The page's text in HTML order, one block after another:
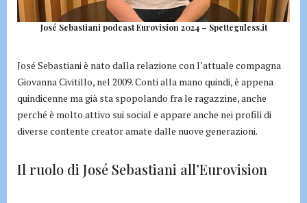
José Sebastiani podcast Eurovision 2024 – Spetteguless.it
José Sebastiani è nato dalla relazione con l’attuale compagna
Giovanna Civitillo, nel 2009. Conti alla mano quindi, è appena
quindicenne ma già sta spopolando fra le ragazzine, anche
perché è molto attivo sui social e appare anche nei profili di
diverse contente creator amate dalle nuove generazioni.
Il ruolo di José Sebastiani all’Eurovision